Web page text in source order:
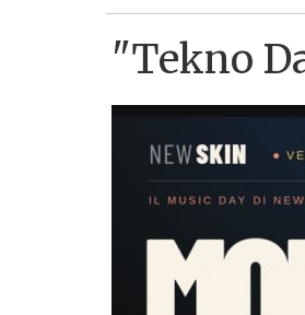
"Tekno